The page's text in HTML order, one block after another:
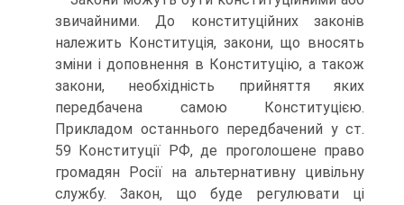
звичайними. До конституційних законів
належить Конституція, закони, що вносять
зміни і доповнення в Конституцію, а також
закони, необхідність прийняття яких
передбачена самою Конституцією.
Прикладом останнього передбачений у ст.
59 Конституції РФ, де проголошене право
громадян Росії на альтернативну цивільну
службу. Закон, що буде регулювати ці